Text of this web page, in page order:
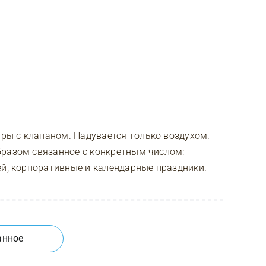
с клапаном. Надувается только воздухом.
связанное с конкретным числом:
корпоративные и календарные праздники.